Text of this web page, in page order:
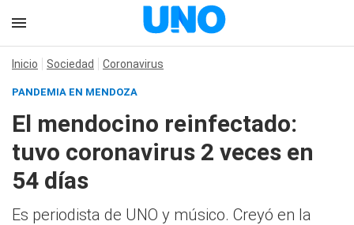
Inicio Sociedad Coronavirus
PANDEMIA EN MENDOZA
El mendocino reinfectado:
tuvo coronavirus 2 veces en
54 días
Es periodista de UNO y músico. Creyó en la